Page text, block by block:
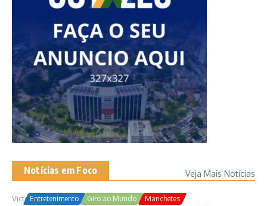
Notícias em Foco Veja Mais Notícias
Entretenimento Giro ao Mundo Manchetes
Victor Samuel 24/10/2025